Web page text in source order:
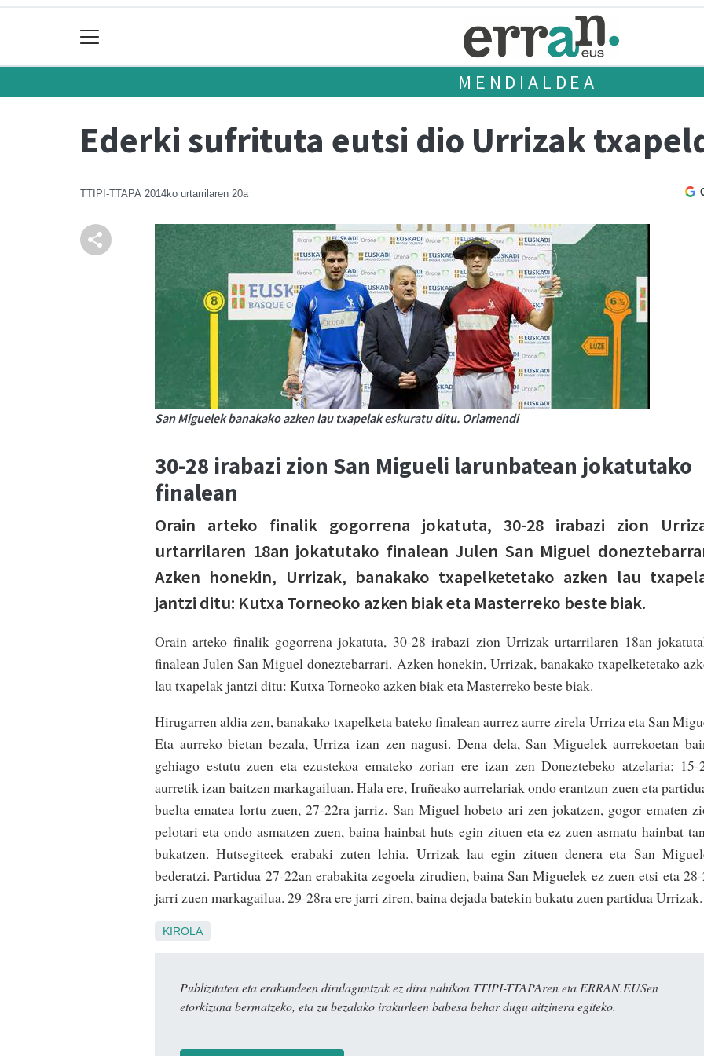
MENDIALDEA
Ederki sufrituta eutsi dio Urrizak
TTIPI-TTAPA 2014ko urtarrilaren 20a
San Miguelek banakako azken lau txapelak eskuratu ditu. Oriamendi
30-28 irabazi zion San Migueli larunbatean jokatutako
finalean
Orain arteko finalik gogorrena jokatuta, 30-28 irabazi zion
urtarrilaren 18an jokatutako finalean Julen San Miguel
Azken honekin, Urrizak, banakako txapelketetako azken lau
jantzi ditu: Kutxa Torneoko azken biak eta Masterreko beste biak.
Orain arteko finalik gogorrena jokatuta, 30-28 irabazi zion Urrizak urtarrilaren 18an
finalean Julen San Miguel doneztebarrari. Azken honekin, Urrizak, banakako txapelketetako
lau txapelak jantzi ditu: Kutxa Torneoko azken biak eta Masterreko beste biak.
Hirugarren aldia zen, banakako txapelketa bateko finalean aurrez aurre zirela Urriza eta San
Eta aurreko bietan bezala, Urriza izan zen nagusi. Dena dela, San Miguelek aurrekoetan
gehiago estutu zuen eta ezustekoa emateko zorian ere izan zen Doneztebeko atzelaria; 15-
aurretik izan baitzen markagailuan. Hala ere, Iruñeako aurrelariak ondo erantzun zuen eta
buelta ematea lortu zuen, 27-22ra jarriz. San Miguel hobeto ari zen jokatzen, gogor ematen
pelotari eta ondo asmatzen zuen, baina hainbat huts egin zituen eta ez zuen asmatu hainbat
bukatzen. Hutsegiteek erabaki zuten lehia. Urrizak lau egin zituen denera eta San
bederatzi. Partidua 27-22an erabakita zegoela zirudien, baina San Miguelek ez zuen etsi eta
jarri zuen markagailua. 29-28ra ere jarri ziren, baina dejada batekin bukatu zuen partidua Urrizak.
KIROLA
Publizitatea eta erakundeen dirulaguntzak ez dira nahikoa TTIPI-TTAPAren eta ERRAN.EUSen
etorkizuna bermatzeko, eta zu bezalako irakurleen babesa behar dugu aitzinera egiteko.